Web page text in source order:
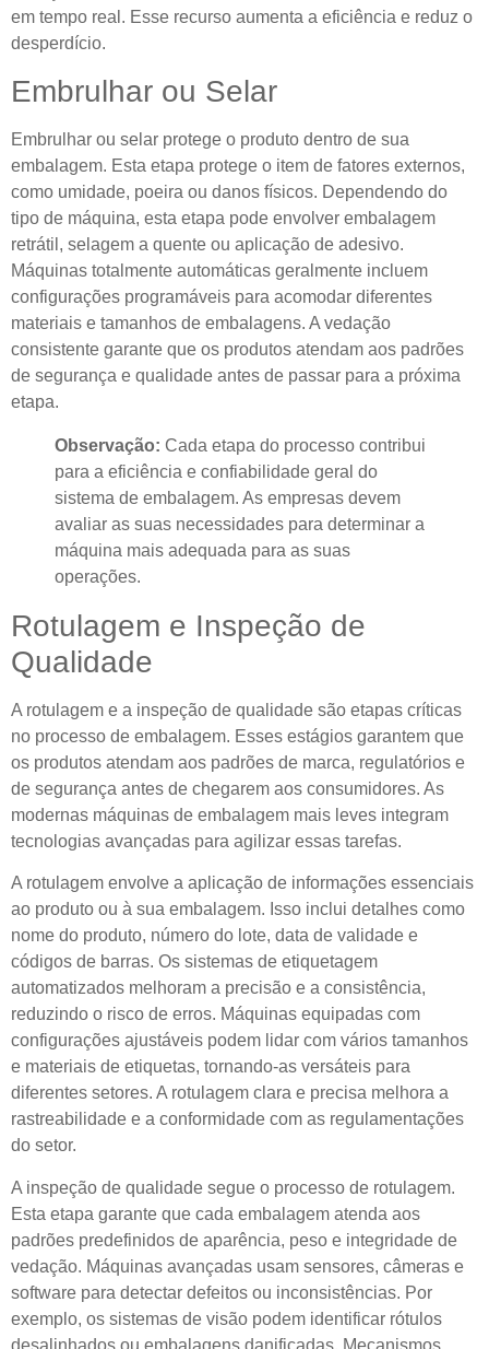
em tempo real. Esse recurso aumenta a eficiência e reduz o
desperdício.
Embrulhar ou Selar
Embrulhar ou selar protege o produto dentro de sua
embalagem. Esta etapa protege o item de fatores externos,
como umidade, poeira ou danos físicos. Dependendo do
tipo de máquina, esta etapa pode envolver embalagem
retrátil, selagem a quente ou aplicação de adesivo.
Máquinas totalmente automáticas geralmente incluem
configurações programáveis ​​para acomodar diferentes
materiais e tamanhos de embalagens. A vedação
consistente garante que os produtos atendam aos padrões
de segurança e qualidade antes de passar para a próxima
etapa.
Observação: Cada etapa do processo contribui
para a eficiência e confiabilidade geral do
sistema de embalagem. As empresas devem
avaliar as suas necessidades para determinar a
máquina mais adequada para as suas
operações.
Rotulagem e Inspeção de
Qualidade
A rotulagem e a inspeção de qualidade são etapas críticas
no processo de embalagem. Esses estágios garantem que
os produtos atendam aos padrões de marca, regulatórios e
de segurança antes de chegarem aos consumidores. As
modernas máquinas de embalagem mais leves integram
tecnologias avançadas para agilizar essas tarefas.
A rotulagem envolve a aplicação de informações essenciais
ao produto ou à sua embalagem. Isso inclui detalhes como
nome do produto, número do lote, data de validade e
códigos de barras. Os sistemas de etiquetagem
automatizados melhoram a precisão e a consistência,
reduzindo o risco de erros. Máquinas equipadas com
configurações ajustáveis ​​podem lidar com vários tamanhos
e materiais de etiquetas, tornando-as versáteis para
diferentes setores. A rotulagem clara e precisa melhora a
rastreabilidade e a conformidade com as regulamentações
do setor.
A inspeção de qualidade segue o processo de rotulagem.
Esta etapa garante que cada embalagem atenda aos
padrões predefinidos de aparência, peso e integridade de
vedação. Máquinas avançadas usam sensores, câmeras e
software para detectar defeitos ou inconsistências. Por
exemplo, os sistemas de visão podem identificar rótulos
desalinhados ou embalagens danificadas. Mecanismos